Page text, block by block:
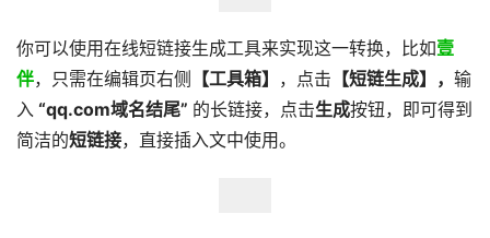
你可以使用在线短链接生成工具来实现这一转换，比如壹
伴，只需在编辑页右侧 【工具箱】 ，点击 【短链生成】， 输
入 “qq.com域名结尾” 的长链接，点击生成按钮，即可得到
简洁的短链接，直接插入文中使用。